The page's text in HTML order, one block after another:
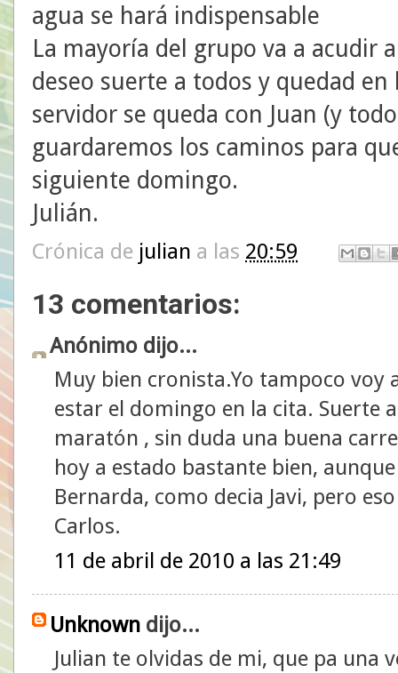
agua se hará indispensable
La mayoría del grupo va a acudir
deseo suerte a todos y quedad
servidor se queda con Juan (y
guardaremos los caminos para
siguiente domingo.
Julián.
Crónica de julian a las 20:59
13 comentarios:
Anónimo dijo...
Muy bien cronista.Yo tampoco
estar el domingo en la cita. Suerte
maratón , sin duda una buena
hoy a estado bastante bien,
Bernarda, como decia Javi, pero
Carlos.
11 de abril de 2010 a las 21:49
Unknown dijo...
Julian te olvidas de mi, que pa una